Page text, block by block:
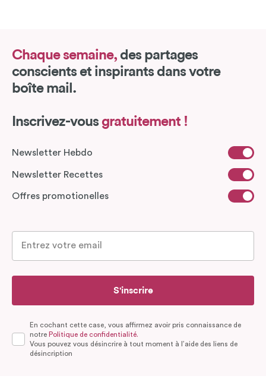
Chaque semaine, des partages
conscients et inspirants dans votre
boîte mail.
Inscrivez-vous gratuitement !
Newsletter Hebdo
Newsletter Recettes
Offres promotionelles
S'inscrire
En cochant cette case, vous affirmez avoir pris connaissance de
notre Politique de confidentialité.
Vous pouvez vous désincrire à tout moment à l’aide des liens de
désincription